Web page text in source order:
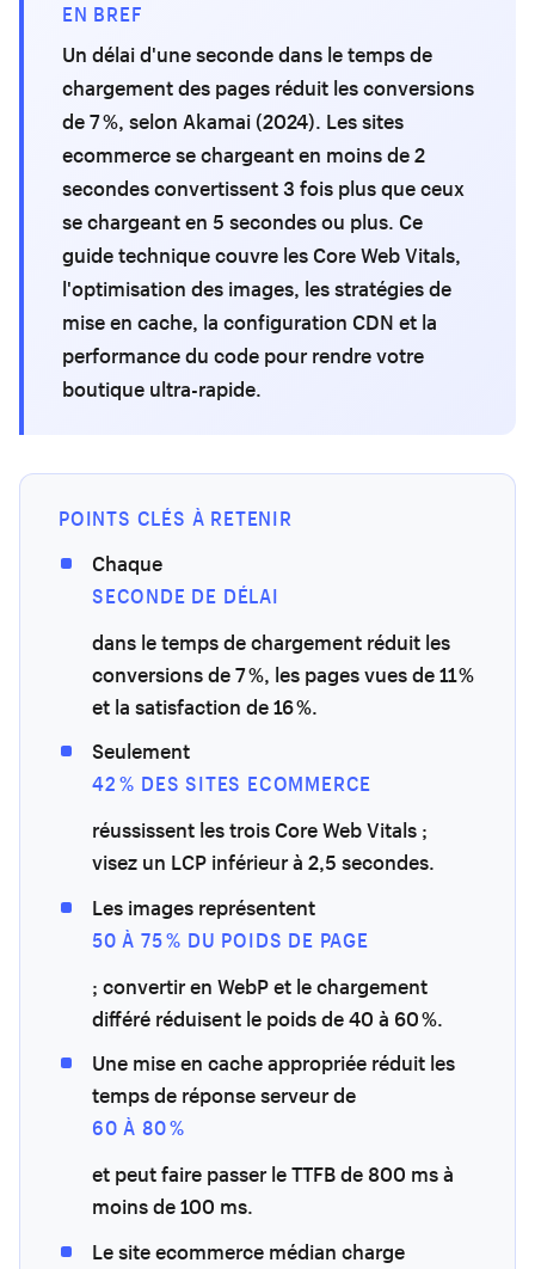
EN BREF
Un délai d'une seconde dans le temps de
chargement des pages réduit les conversions
de 7 %, selon Akamai (2024). Les sites
ecommerce se chargeant en moins de 2
secondes convertissent 3 fois plus que ceux
se chargeant en 5 secondes ou plus. Ce
guide technique couvre les Core Web Vitals,
l'optimisation des images, les stratégies de
mise en cache, la configuration CDN et la
performance du code pour rendre votre
boutique ultra-rapide.
POINTS CLÉS À RETENIR
Chaque
SECONDE DE DÉLAI
dans le temps de chargement réduit les
conversions de 7 %, les pages vues de 11 %
et la satisfaction de 16 %.
Seulement
42 % DES SITES ECOMMERCE
réussissent les trois Core Web Vitals ;
visez un LCP inférieur à 2,5 secondes.
Les images représentent
50 À 75 % DU POIDS DE PAGE
; convertir en WebP et le chargement
différé réduisent le poids de 40 à 60 %.
Une mise en cache appropriée réduit les
temps de réponse serveur de
60 À 80 %
et peut faire passer le TTFB de 800 ms à
moins de 100 ms.
Le site ecommerce médian charge